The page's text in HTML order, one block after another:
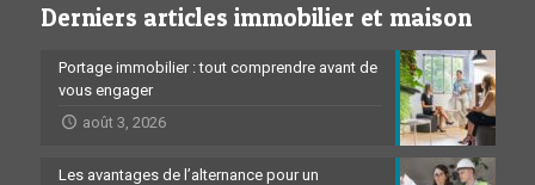
Derniers articles immobilier et maison
Portage immobilier : tout comprendre avant de
vous engager
août 3, 2026
Les avantages de l’alternance pour un